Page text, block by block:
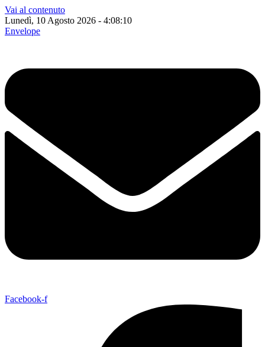
Vai al contenuto
Lunedì, 10 Agosto 2026 - 4:08:11
Envelope
Facebook-f